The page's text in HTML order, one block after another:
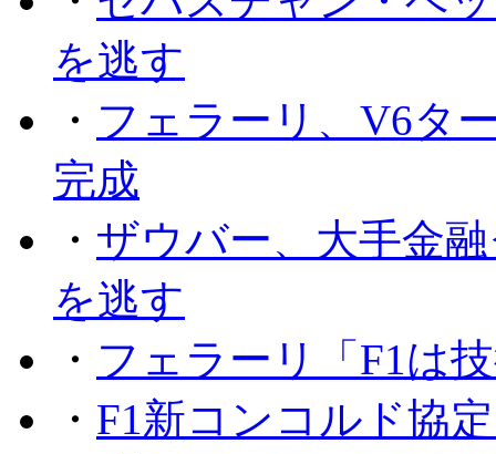
を逃す
・ フェラーリ、V6タ
完成
・ ザウバー、大手金
を逃す
・ フェラーリ「F1は
・ F1新コンコルド協